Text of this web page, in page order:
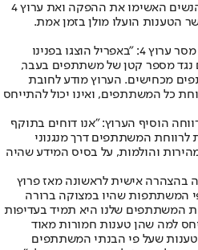
שנכפה עליה ללא הסכמה. שלוש הנשים האשימו את ההפקה ואת ערוץ 4
הטענות הועלו מולן בזמן אמת.
בהצהרה רשמית שפורסמה אמש, מסר ערוץ 4: "באפריל הוצגו בפנינו
נגד מספר קטן של משתתפים בעבר,
מכחישים. הערוץ מודע לחובת
כל המשתתפים, ואינו יכול להתייחס
הוסיף הערוץ: "אנו דוחים בתוקף
המשתתפים דרך מנגנוני
והולמות, על בסיס המידע שהיה
בהצהרה אישית לראשונה מאז פרוץ
המשתתפות שהיו במצוקה ברורה
המשתתפים שלנו היא תמיד בעדיפות
למה שהן טענות חמורות מאוד
שעל פי הבנתי המשתתפים